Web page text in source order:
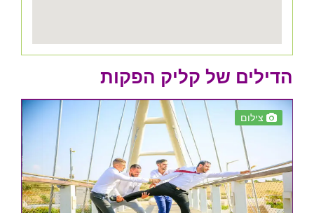
הדילים של קליק הפקות
צילום